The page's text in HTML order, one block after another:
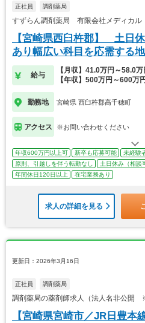
正社員 調剤薬局
すずらん調剤薬局 有限会社メディカル
【宮崎県西臼杵郡】 土日
あり幅広い科目を応需する
給与
【月収】41.0万円～58.0
【年収】500万円～600万
勤務地 宮崎県 西臼杵郡高千穂町
アクセス ※お問い合わせください
年収600万円以上可 新卒も応募可能
未経験
原則、引越しを伴う転勤なし
土日休み（相談
年間休日120日以上
在宅業務あり
求人の詳細を見る
更新日：2026年3月16日
正社員 調剤薬局
調剤薬局の薬剤師求人（法人名非公開
【宮崎県宮崎市／JR日豊本